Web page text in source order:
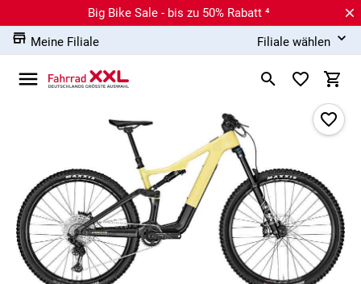
Big Bike Sale - bis zu 50% Rabatt ⁴
Meine Filiale
Filiale wählen